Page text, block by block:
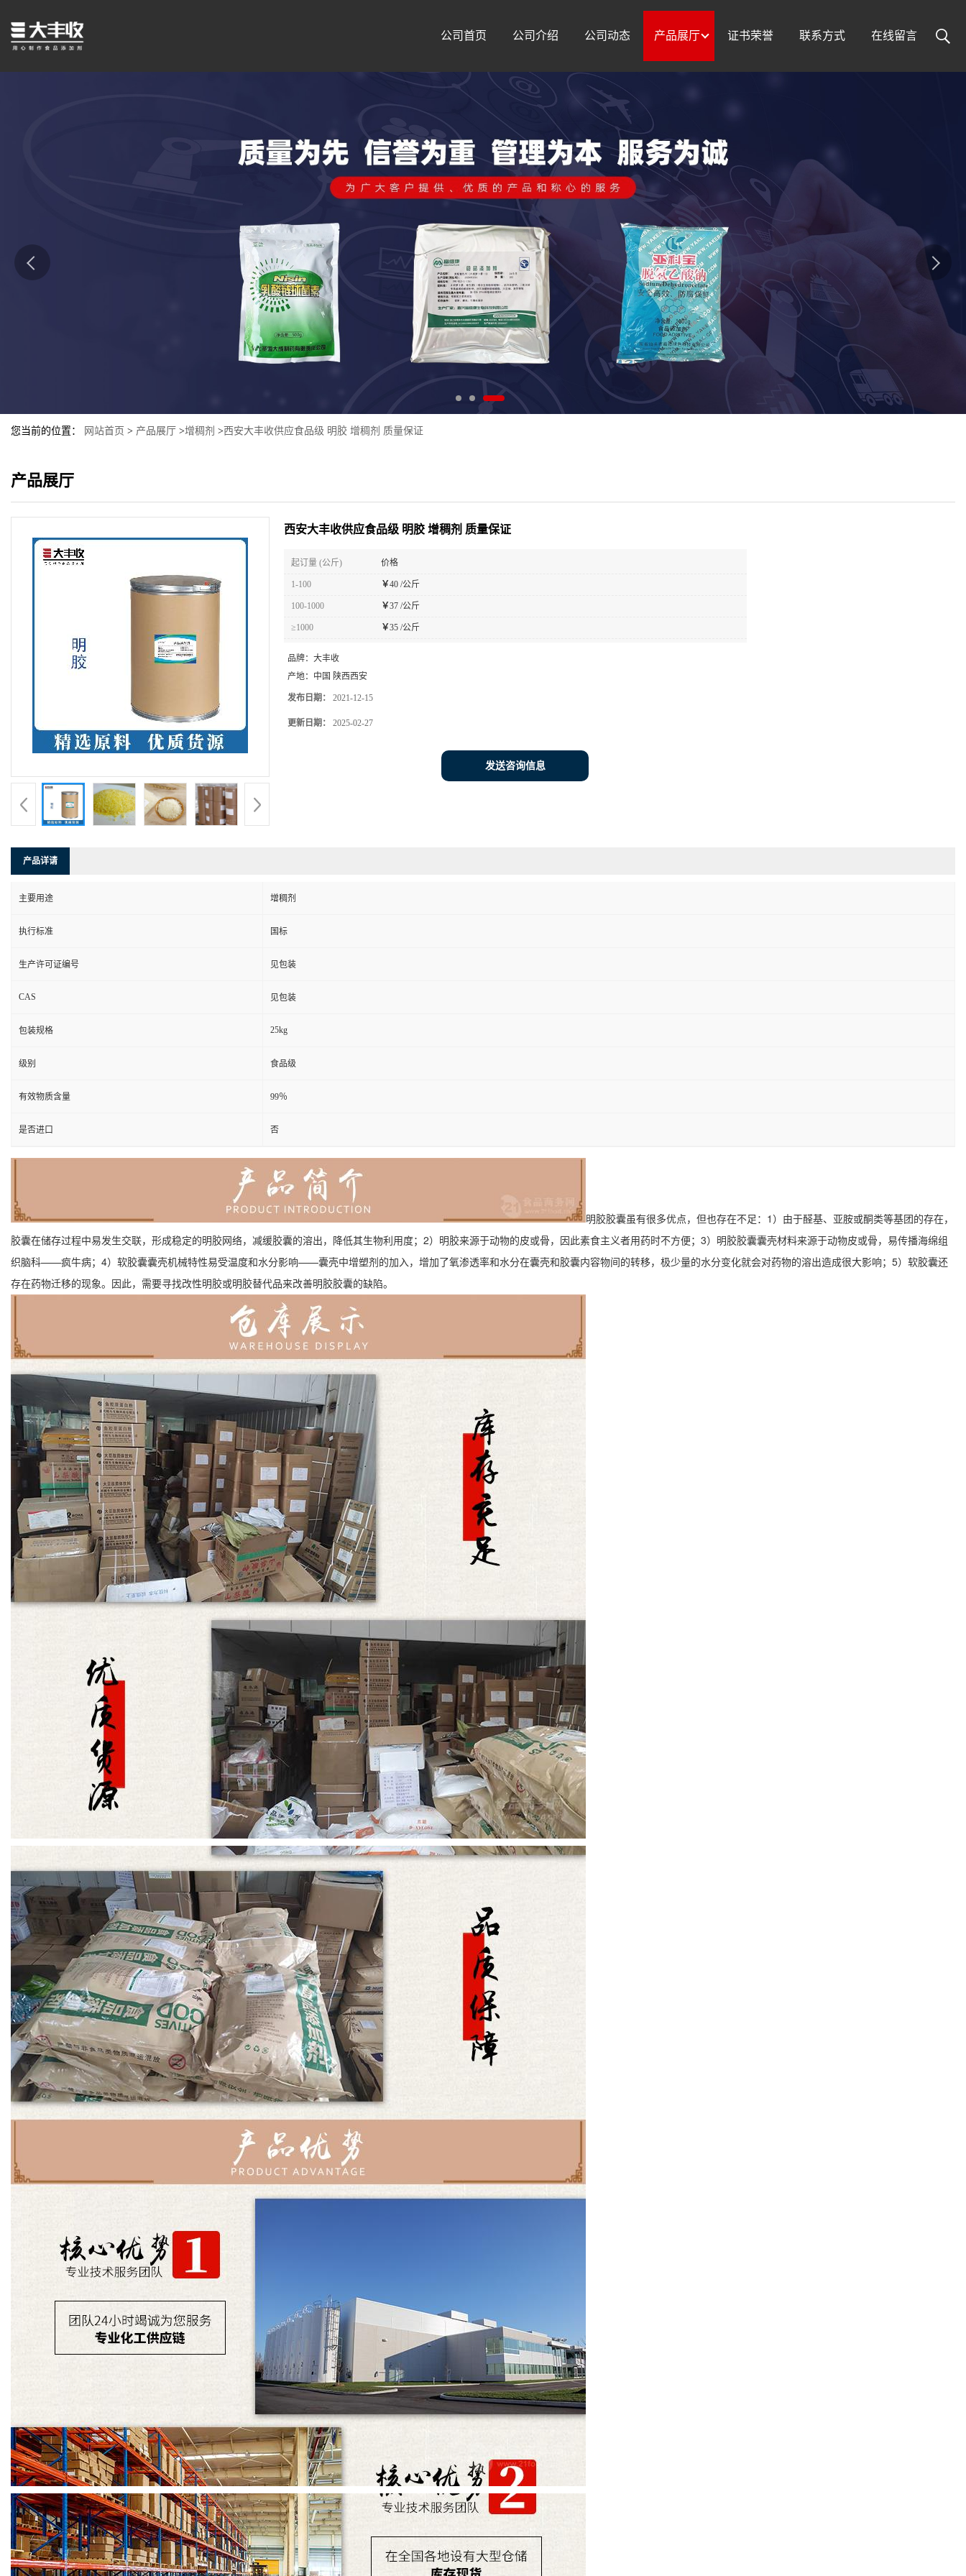
公司首页 公司介绍 公司动态 产品展厅 证书荣誉 联系方式 在线留言
您当前的位置： 网站首页 > 产品展厅 >增稠剂 >西安大丰收供应食品级 明胶 增稠剂 质量保证
产品展厅
西安大丰收供应食品级 明胶 增稠剂 质量保证
起订量 (公斤) 价格
1-100 ￥40 /公斤
100-1000 ￥37 /公斤
≥1000 ￥35 /公斤
品牌： 大丰收
产地： 中国 陕西西安
发布日期： 2021-12-15
更新日期： 2025-02-27
发送咨询信息
产品详请
主要用途 增稠剂
执行标准 国标
生产许可证编号 见包装
CAS 见包装
包装规格 25kg
级别 食品级
有效物质含量 99％
是否进口 否
明胶胶囊虽有很多优点，但也存在不足：1）由于醛基、亚胺或酮类等基团的存在，
胶囊在储存过程中易发生交联，形成稳定的明胶网络，减缓胶囊的溶出，降低其生物利用度；2）明胶来源于动物的皮或骨，因此素食主义者用药时不方便；3）明胶胶囊囊壳材料来源于动物皮或骨，易传播海绵组
织脑科——疯牛病；4）软胶囊囊壳机械特性易受温度和水分影响——囊壳中增塑剂的加入，增加了氧渗透率和水分在囊壳和胶囊内容物间的转移，极少量的水分变化就会对药物的溶出造成很大影响；5）软胶囊还
存在药物迁移的现象。因此，需要寻找改性明胶或明胶替代品来改善明胶胶囊的缺陷。